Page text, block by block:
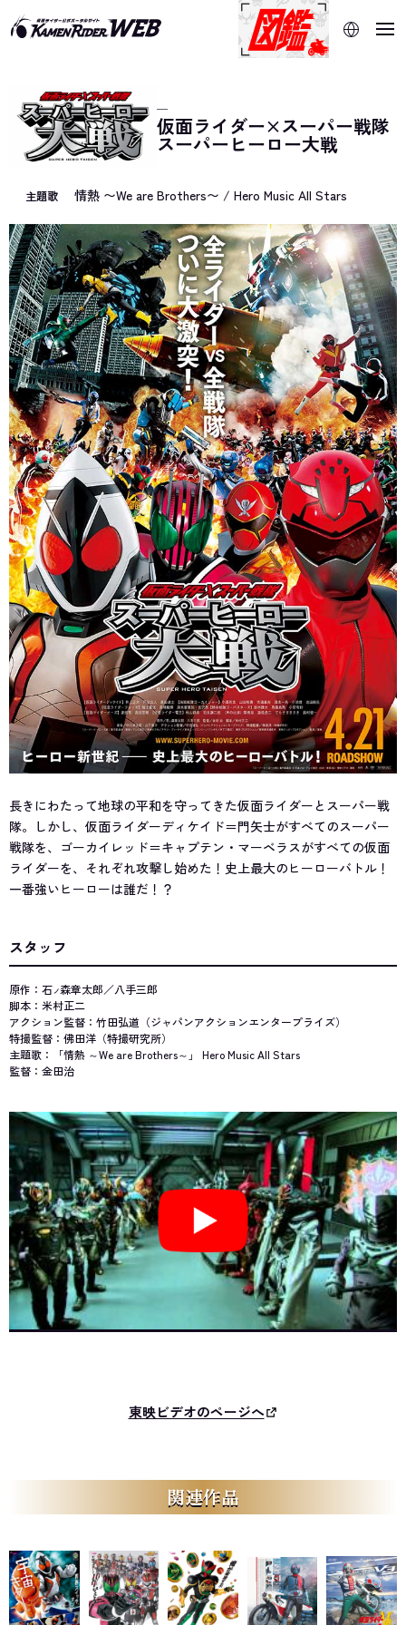
当サイトでは、機械的な自動翻訳サービスを使用していま
す。指定した言語に切り替わらないページは、ブラウザの翻
訳機能をご利用ください。
─
仮面ライダー×スーパー戦隊
スーパーヒーロー大戦
主題歌 情熱 〜We are Brothers〜 / Hero Music All Stars
長きにわたって地球の平和を守ってきた仮面ライダーとスーパー戦
隊。しかし、仮面ライダーディケイド＝門矢士がすべてのスーパー
戦隊を、ゴーカイレッド＝キャプテン・マーベラスがすべての仮面
ライダーを、それぞれ攻撃し始めた！史上最大のヒーローバトル！
一番強いヒーローは誰だ！？
スタッフ
原作：石ノ森章太郎／八手三郎
脚本：米村正二
アクション監督：竹田弘道（ジャパンアクションエンタープライズ）
特撮監督：佛田洋（特撮研究所）
主題歌：「情熱 ～We are Brothers～」 Hero Music All Stars
監督：金田治
東映ビデオのページへ
関連作品